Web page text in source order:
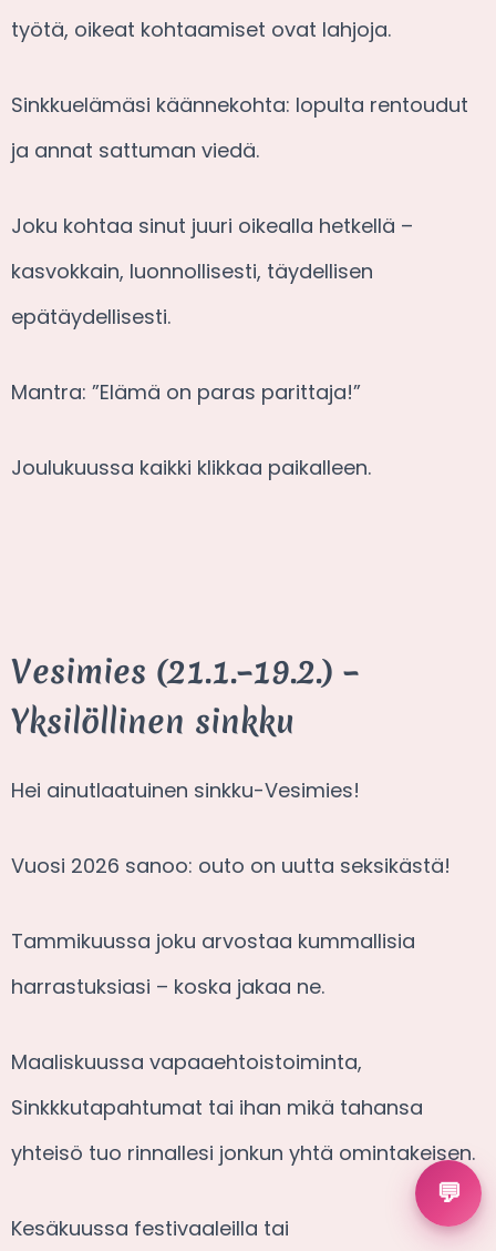
työtä, oikeat kohtaamiset ovat lahjoja.
Sinkkuelämäsi käännekohta: lopulta rentoudut
ja annat sattuman viedä.
Joku kohtaa sinut juuri oikealla hetkellä –
kasvokkain, luonnollisesti, täydellisen
epätäydellisesti.
Mantra: ”Elämä on paras parittaja!”
Joulukuussa kaikki klikkaa paikalleen.
Vesimies (21.1.–19.2.) –
Yksilöllinen sinkku
Hei ainutlaatuinen sinkku-Vesimies!
Vuosi 2026 sanoo: outo on uutta seksikästä!
Tammikuussa joku arvostaa kummallisia
harrastuksiasi – koska jakaa ne.
Maaliskuussa vapaaehtoistoiminta,
Sinkkkutapahtumat tai ihan mikä tahansa
yhteisö tuo rinnallesi jonkun yhtä omintakeisen.
Kesäkuussa festivaaleilla tai
💬